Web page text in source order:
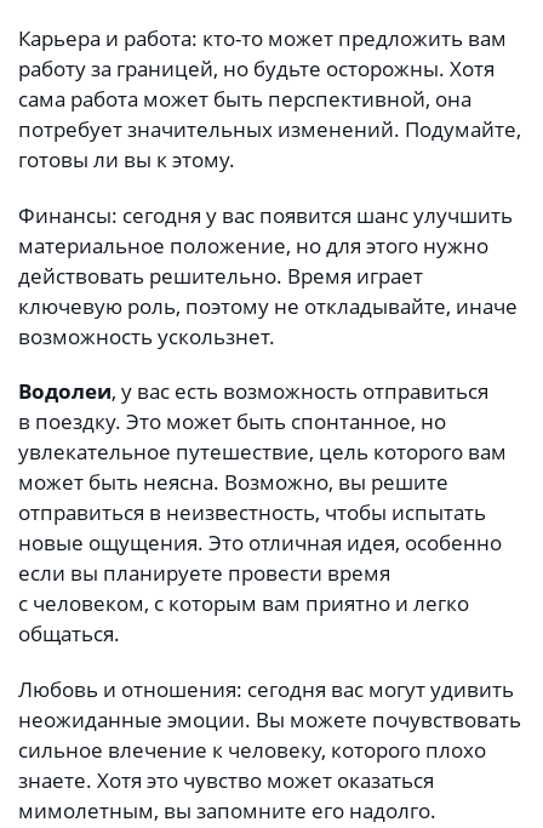
Карьера и работа: кто-то может предложить вам
работу за границей, но будьте осторожны. Хотя
сама работа может быть перспективной, она
потребует значительных изменений. Подумайте,
готовы ли вы к этому.
Финансы: сегодня у вас появится шанс улучшить
материальное положение, но для этого нужно
действовать решительно. Время играет
ключевую роль, поэтому не откладывайте, иначе
возможность ускользнет.
Водолеи, у вас есть возможность отправиться
в поездку. Это может быть спонтанное, но
увлекательное путешествие, цель которого вам
может быть неясна. Возможно, вы решите
отправиться в неизвестность, чтобы испытать
новые ощущения. Это отличная идея, особенно
если вы планируете провести время
с человеком, с которым вам приятно и легко
общаться.
Любовь и отношения: сегодня вас могут удивить
неожиданные эмоции. Вы можете почувствовать
сильное влечение к человеку, которого плохо
знаете. Хотя это чувство может оказаться
мимолетным, вы запомните его надолго.